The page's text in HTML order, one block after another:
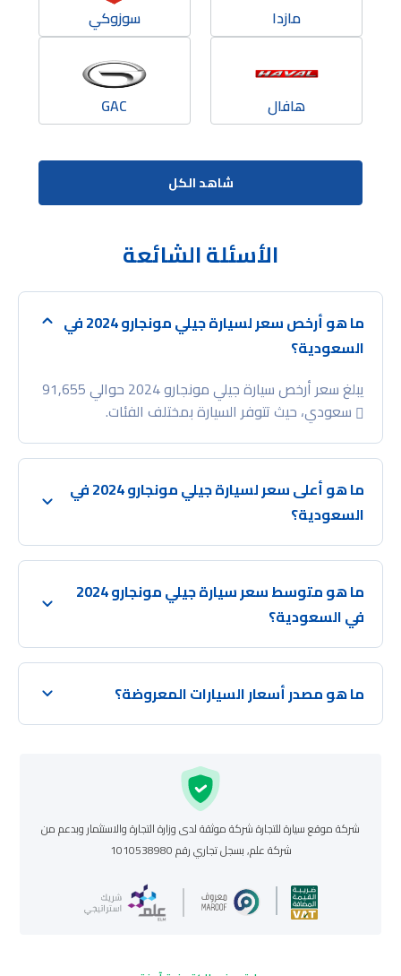
مازدا سوزوكي
هافال GAC
شاهد الكل
الأسئلة الشائعة
ما هو أرخص سعر لسيارة جيلي مونجارو 2024 في
السعودية؟
يبلغ سعر أرخص سيارة جيلي مونجارو 2024 حوالي 91,655
سعودي، حيث تتوفر السيارة بمختلف الفئات.
ما هو أعلى سعر لسيارة جيلي مونجارو 2024 في
السعودية؟
ما هو متوسط سعر سيارة جيلي مونجارو 2024
في السعودية؟
ما هو مصدر أسعار السيارات المعروضة؟
شركة موقع سيارة للتجارة شركة موثقة لدى وزارة التجارة والاستثمار وبدعم من
شركة علم, بسجل تجاري رقم 1010538980